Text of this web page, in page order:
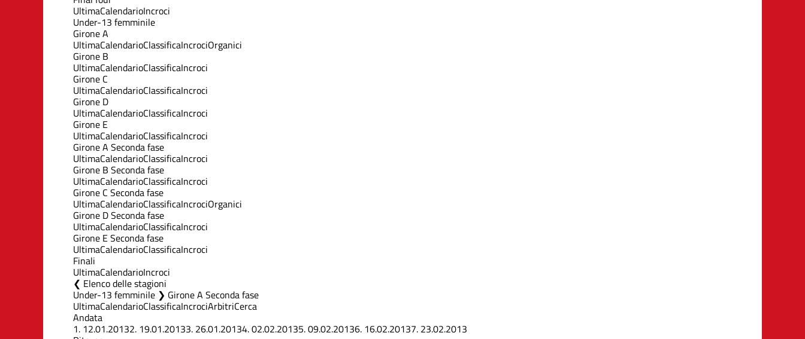
UltimaCalendarioIncroci
Under-13 femminile
Girone A
UltimaCalendarioClassificaIncrociOrganici
Girone B
UltimaCalendarioClassificaIncroci
Girone C
UltimaCalendarioClassificaIncroci
Girone D
UltimaCalendarioClassificaIncroci
Girone E
UltimaCalendarioClassificaIncroci
Girone A Seconda fase
UltimaCalendarioClassificaIncroci
Girone B Seconda fase
UltimaCalendarioClassificaIncroci
Girone C Seconda fase
UltimaCalendarioClassificaIncrociOrganici
Girone D Seconda fase
UltimaCalendarioClassificaIncroci
Girone E Seconda fase
UltimaCalendarioClassificaIncroci
Finali
UltimaCalendarioIncroci
Elenco delle stagioni
Under-13 femminile ❯ Girone A Seconda fase
UltimaCalendarioClassificaIncrociArbitriCerca
Andata
1. 12.01.20132. 19.01.20133. 26.01.20134.02.02.20135.09.02.20136. 16.02.20137. 23.02.2013